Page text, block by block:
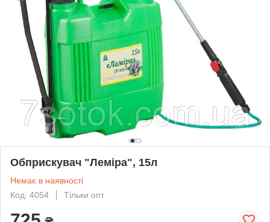
Обприскувач "Леміра", 15л
Немає в наявності
Код: 4054
Тільки опт